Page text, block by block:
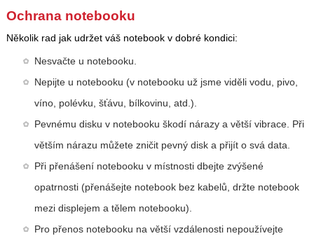
Ochrana notebooku
Několik rad jak udržet váš notebook v dobré kondici:
Nesvačte u notebooku.
Nepijte u notebooku (v notebooku už jsme viděli vodu, pivo,
víno, polévku, šťávu, bílkovinu, atd.).
Pevnému disku v notebooku škodí nárazy a větší vibrace. Při
větším nárazu můžete zničit pevný disk a přijít o svá data.
Při přenášení notebooku v místnosti dbejte zvýšené
opatrnosti (přenášejte notebook bez kabelů, držte notebook
mezi displejem a tělem notebooku).
Pro přenos notebooku na větší vzdálenosti nepoužívejte